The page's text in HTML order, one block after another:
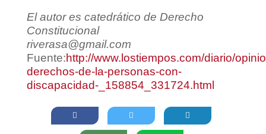
El autor es catedrático de Derecho
Constitucional
riverasa@gmail.com
Fuente:http://www.lostiempos.com/diario/
derechos-de-la-personas-con-
discapacidad-_158854_331724.html